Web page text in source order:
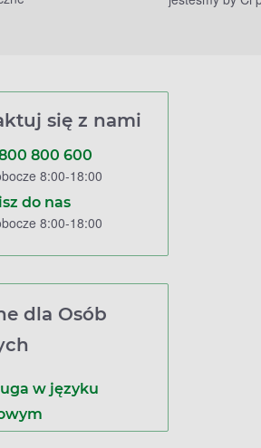
się z nami
800 600
8:00-18:00
do nas
8:00-18:00
dla Osób
w języku